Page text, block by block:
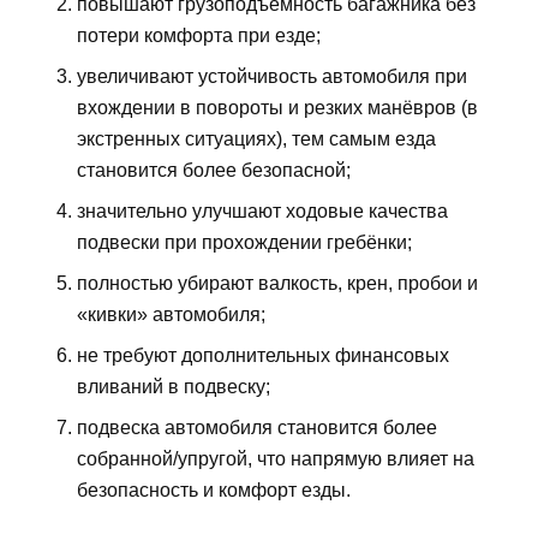
потери комфорта при езде;
увеличивают устойчивость автомобиля при
вхождении в повороты и резких манёвров (в
экстренных ситуациях), тем самым езда
становится более безопасной;
значительно улучшают ходовые качества
подвески при прохождении гребёнки;
полностью убирают валкость, крен, пробои и
«кивки» автомобиля;
не требуют дополнительных финансовых
вливаний в подвеску;
подвеска автомобиля становится более
собранной/упругой, что напрямую влияет на
безопасность и комфорт езды.